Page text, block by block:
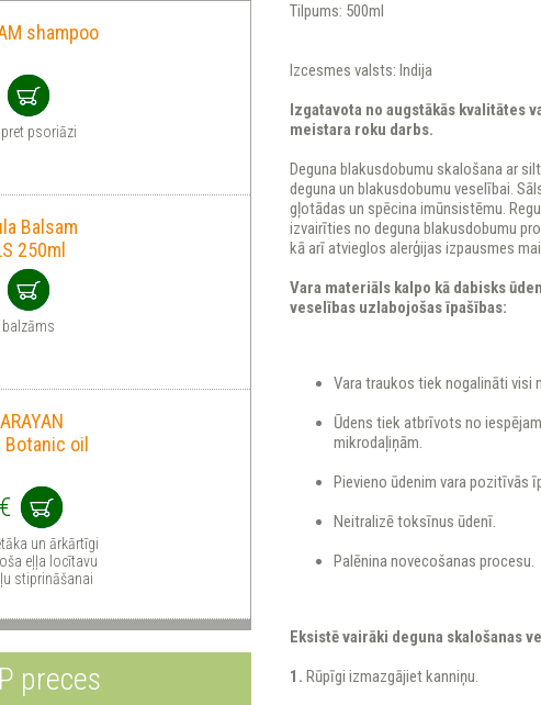
Tilpums: 500ml
Izcesmes valsts: Indija
Izgatavota no augstākās kvalitātes
meistara roku darbs.
Deguna blakusdobumu skalošana ar
deguna un blakusdobumu veselībai.
gļotādas un spēcina imūnsistēmu.
izvairīties no deguna blakusdobumu
kā arī atvieglos alerģijas izpausmes
Vara materiāls kalpo kā dabisks
veselības uzlabojošas īpašības:
Vara traukos tiek nogalināti visi
Ūdens tiek atbrīvots no
mikrodaļiņām.
Pievieno ūdenim vara pozitīvās
Neitralizē toksīnus ūdenī.
Palēnina novecošanas procesu.
Eksistē vairāki deguna skalošanas
1. Rūpīgi izmazgājiet kanniņu.
shampoo
psoriāzi
Balsam
250ml
Botanic oil
un ārkārtīgi
eļļa locītavu
stiprināšanai
preces